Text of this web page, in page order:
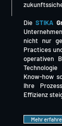
DieSTIKA
nicht nur
Practices
operativen
Know-how
Ihre
Effizienz
Mehr